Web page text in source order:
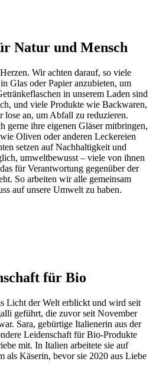
Natur und Mensch
Wir achten darauf, so viele
Glas oder Papier anzubieten, um
in unserem Laden sind
und viele Produkte wie Backwaren,
lose an, um Abfall zu reduzieren.
gerne ihre eigenen Gläser mitbringen,
Oliven oder anderen Leckereien
setzen auf Nachhaltigkeit und
umweltbewusst – viele von ihnen
für Verantwortung gegenüber der
So arbeiten wir alle gemeinsam
auf unsere Umwelt zu haben.
für Bio
Licht der Welt erblickt und wird seit
geführt, die zuvor seit November
Sara, gebürtige Italienerin aus der
Leidenschaft für Bio-Produkte
mit. In Italien arbeitete sie auf
als Käserin, bevor sie 2020 aus Liebe